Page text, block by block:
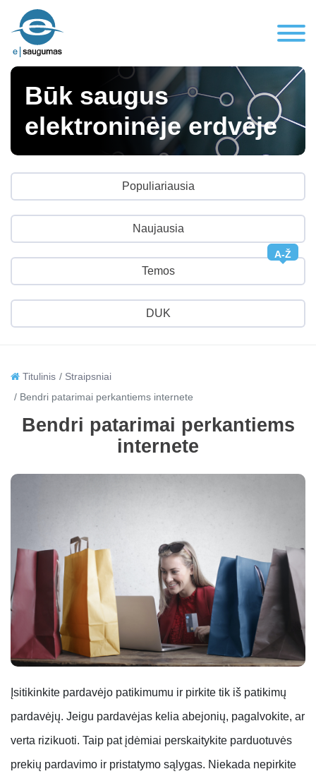
Būk saugus
elektroninėje erdvėje
Populiariausia
Naujausia
Temos
A-Ž
DUK
Titulinis
Straipsniai
Bendri patarimai perkantiems internete
Bendri patarimai perkantiems
internete
Įsitikinkite pardavėjo patikimumu ir pirkite tik iš patikimų
pardavėjų. Jeigu pardavėjas kelia abejonių, pagalvokite, ar
verta rizikuoti. Taip pat įdėmiai perskaitykite parduotuvės
prekių pardavimo ir pristatymo sąlygas. Niekada nepirkite